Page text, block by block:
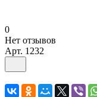
0
Нет отзывов
Арт. 1232